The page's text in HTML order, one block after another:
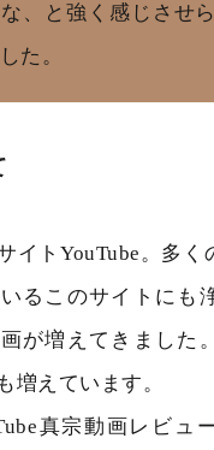
、と強く感じさせら
た。
イトYouTube。多く
るこのサイトにも
が増えてきました
増えています。
真宗動画レビュ